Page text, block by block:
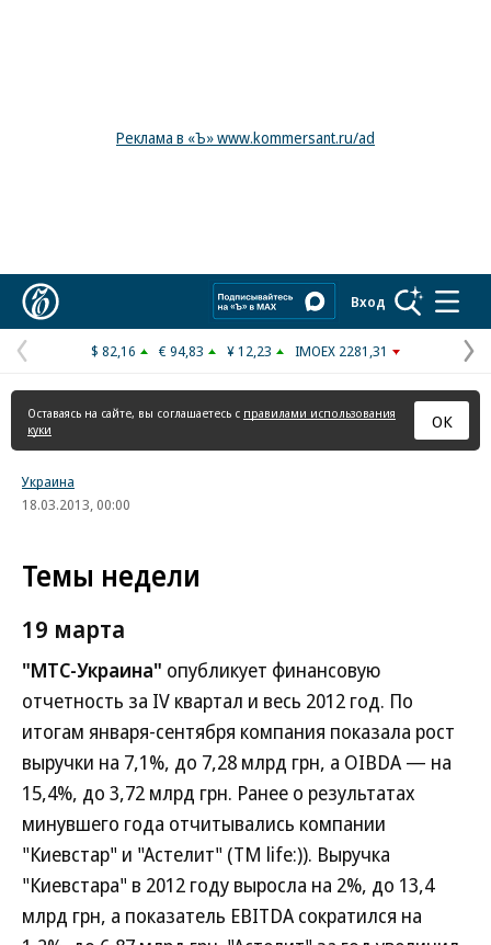
Реклама в «Ъ» www.kommersant.ru/ad
Вход
Предыдущая
страница
$ 82,16 € 94,83 ¥ 12,23 IMOEX 2281,31
Оставаясь на сайте, вы соглашаетесь с правилами использования
куки
ОК
Украина
18.03.2013, 00:00
Темы недели
19 марта
"МТС-Украина" опубликует финансовую
отчетность за IV квартал и весь 2012 год. По
итогам января-сентября компания показала рост
выручки на 7,1%, до 7,28 млрд грн, а OIBDA — на
15,4%, до 3,72 млрд грн. Ранее о результатах
минувшего года отчитывались компании
"Киевстар" и "Астелит" (ТМ life:)). Выручка
"Киевстара" в 2012 году выросла на 2%, до 13,4
млрд грн, а показатель EBITDA сократился на